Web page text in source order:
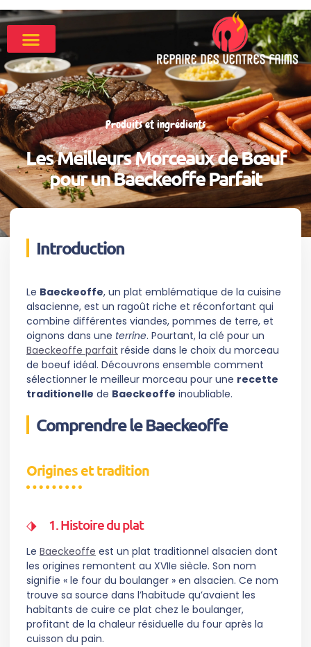
Produits et ingrédients
Les Meilleurs Morceaux de Bœuf
pour un Baeckeoffe Parfait
Introduction
Le Baeckeoffe, un plat emblématique de la cuisine
alsacienne, est un ragoût riche et réconfortant qui
combine différentes viandes, pommes de terre, et
oignons dans une terrine. Pourtant, la clé pour un
Baeckeoffe parfait réside dans le choix du morceau
de boeuf idéal. Découvrons ensemble comment
sélectionner le meilleur morceau pour une recette
traditionelle de Baeckeoffe inoubliable.
Comprendre le Baeckeoffe
Origines et tradition
1. Histoire du plat
Le Baeckeoffe est un plat traditionnel alsacien dont
les origines remontent au XVIIe siècle. Son nom
signifie « le four du boulanger » en alsacien. Ce nom
trouve sa source dans l’habitude qu’avaient les
habitants de cuire ce plat chez le boulanger,
profitant de la chaleur résiduelle du four après la
cuisson du pain.